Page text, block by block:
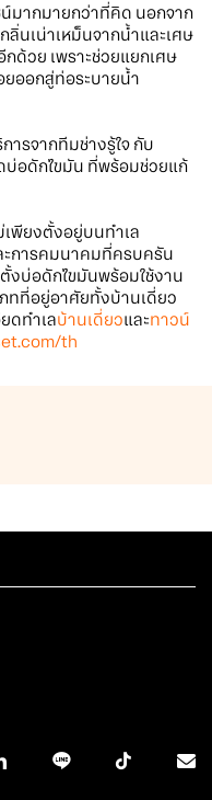
มากมายกว่าที่คิด นอกจาก
นเน่าเหม็นจากน้ำและเศษ
ด้วย เพราะช่วยแยกเศษ
ออกสู่ท่อระบายน้ำ
ารจากทีมช่างรู้ใจ กับ
บ่อดักไขมัน ที่พร้อมช่วยแก้
เพียงตั้งอยู่บนทำเล
การคมนาคมที่ครบครัน
งบ่อดักไขมันพร้อมใช้งาน
ทที่อยู่อาศัยทั้งบ้านเดี่ยว
ดทำเลบ้านเดี่ยวและทาวน์
th